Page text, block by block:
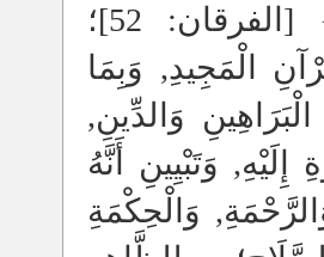
} [الفرقان: 52]؛
الْمَجِيدِ, وَبِمَا
وَالدِّينِ,
إِلَيْهِ, وَتَبْيِينِ أَنَّهُ
وَالْحِكْمَةِ